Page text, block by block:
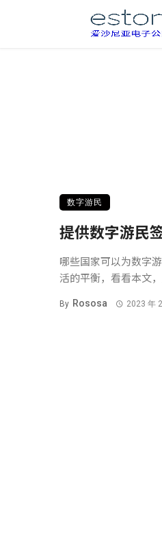
数字游民
提供数字游民
哪些国家可以为数字
活的平衡，看看本文
By Rososa 2023 年